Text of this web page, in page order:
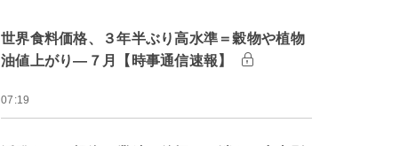
世界食料価格、３年半ぶり高水準＝穀物や植物
油値上がり―７月【時事通信速報】
07:19